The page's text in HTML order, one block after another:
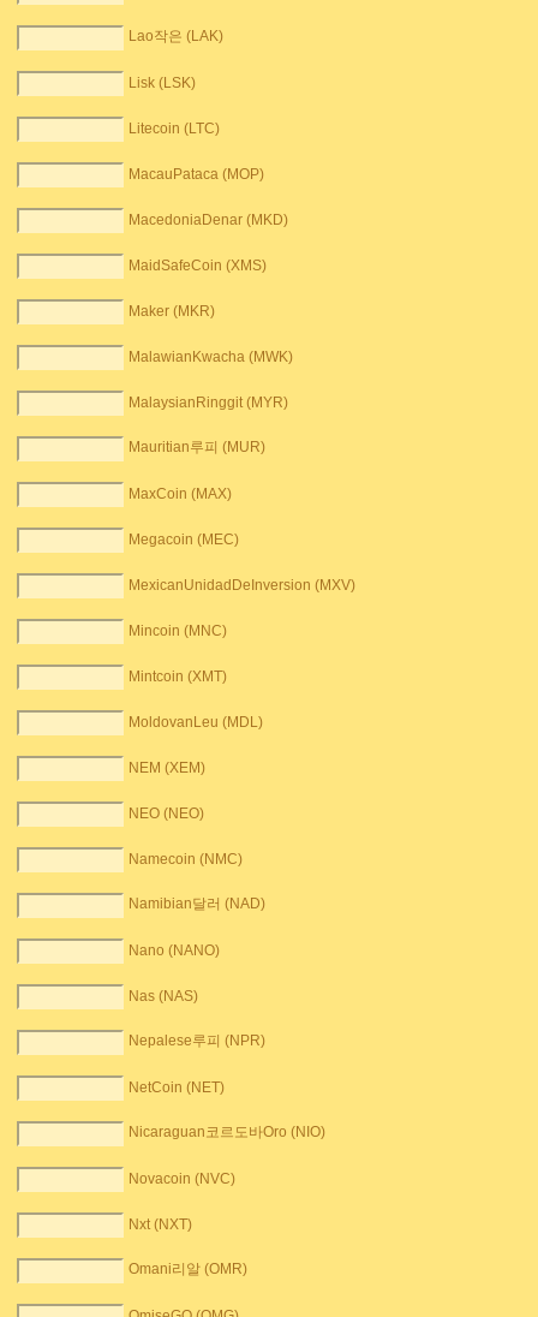
Lao작은 (LAK)
Lisk (LSK)
Litecoin (LTC)
MacauPataca (MOP)
MacedoniaDenar (MKD)
MaidSafeCoin (XMS)
Maker (MKR)
MalawianKwacha (MWK)
MalaysianRinggit (MYR)
Mauritian루피 (MUR)
MaxCoin (MAX)
Megacoin (MEC)
MexicanUnidadDeInversion (MXV)
Mincoin (MNC)
Mintcoin (XMT)
MoldovanLeu (MDL)
NEM (XEM)
NEO (NEO)
Namecoin (NMC)
Namibian달러 (NAD)
Nano (NANO)
Nas (NAS)
Nepalese루피 (NPR)
NetCoin (NET)
Nicaraguan코르도바Oro (NIO)
Novacoin (NVC)
Nxt (NXT)
Omani리알 (OMR)